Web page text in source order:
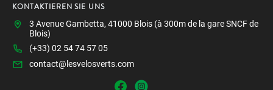
KONTAKTIEREN SIE UNS
3 Avenue Gambetta, 41000 Blois (à 300m de la gare SNCF de
Blois)
(+33) 02 54 74 57 05
contact@lesvelosverts.com